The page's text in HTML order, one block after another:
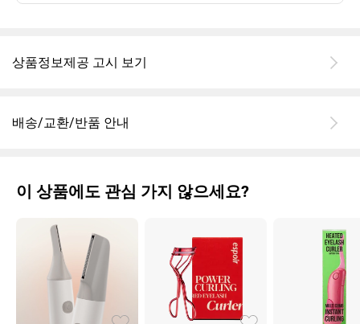
상품정보제공 고시 보기
배송/교환/반품 안내
이 상품에도 관심 가지 않으세요?